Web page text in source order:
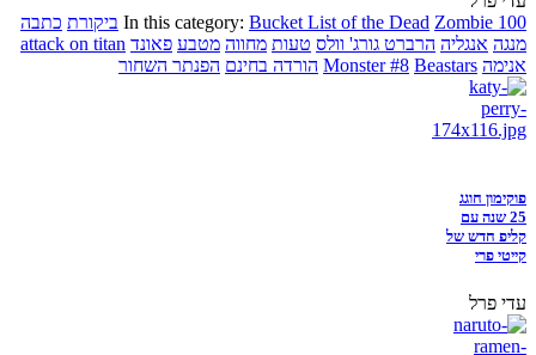
In this category: Bucket List of the Dead Zombie 100 ביקורת כתבה
מנגה אנגליה הרברט גורג' וולס טעות מחווה מטבע פאונד attack on titan
אנימה
Monster #8 Beastars הורדה בחינם הפנתר השחור
פוקימון חוגג
25 שנה עם
קליפ חדש של
קייטי פרי
עדי פרל